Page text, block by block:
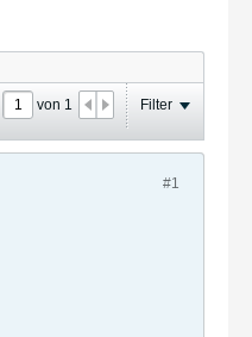
von 1 Filter
#1